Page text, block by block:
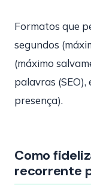
Formatos que
segundos
(máximo
palavras
presença).
Como
recorrente